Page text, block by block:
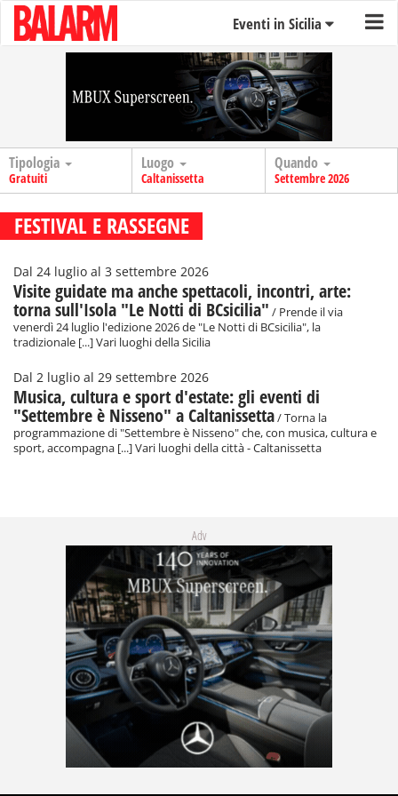
Eventi in Sicilia
Tipologia
Gratuiti
Luogo
Caltanissetta
Quando
Settembre 2026
FESTIVAL E RASSEGNE
Dal 24 luglio al 3 settembre 2026
Visite guidate ma anche spettacoli, incontri, arte:
torna sull'Isola "Le Notti di BCsicilia" / Prende il via
venerdì 24 luglio l'edizione 2026 de "Le Notti di BCsicilia", la
tradizionale [...] Vari luoghi della Sicilia
Dal 2 luglio al 29 settembre 2026
Musica, cultura e sport d'estate: gli eventi di
"Settembre è Nisseno" a Caltanissetta/ Torna la
programmazione di "Settembre è Nisseno" che, con musica, cultura e
sport, accompagna [...] Vari luoghi della città - Caltanissetta
Adv